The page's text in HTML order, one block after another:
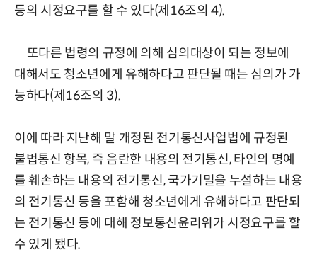
등의 시정요구를 할 수 있다(제16조의 4).
또다른 법령의 규정에 의해 심의대상이 되는 정보에
대해서도 청소년에게 유해하다고 판단될 때는 심의가 가
능하다(제16조의 3).
이에 따라 지난해 말 개정된 전기통신사업법에 규정된
불법통신 항목, 즉 음란한 내용의 전기통신, 타인의 명예
를 훼손하는 내용의 전기통신, 국가기밀을 누설하는 내용
의 전기통신 등을 포함해 청소년에게 유해하다고 판단되
는 전기통신 등에 대해 정보통신윤리위가 시정요구를 할
수 있게 됐다.